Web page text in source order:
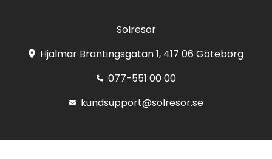
Solresor
Hjalmar Brantingsgatan 1, 417 06 Göteborg
077-551 00 00
kundsupport@solresor.se